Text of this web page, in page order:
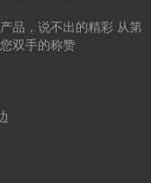
品，说不出的精彩 从第
双手的称赞